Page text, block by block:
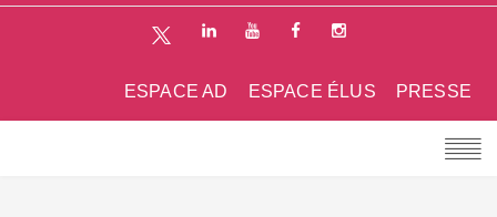
PRESSE
ESPACE ÉLUS
ESPACE AD